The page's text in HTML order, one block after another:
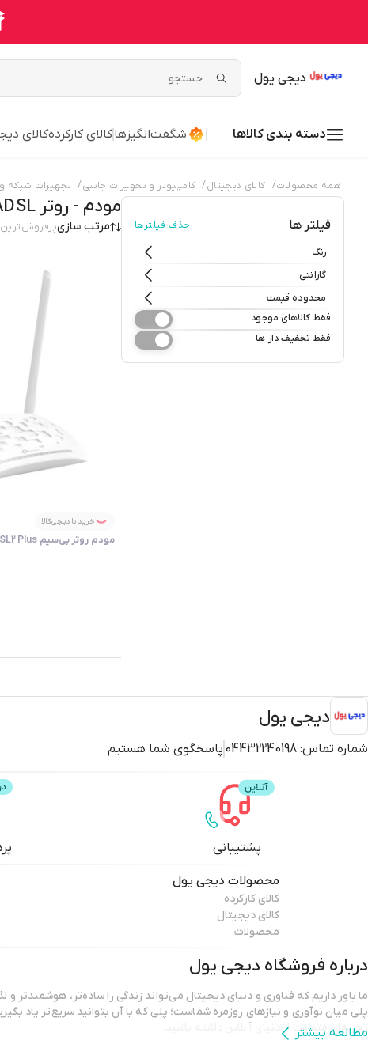
دیجی یول
دسته بندی کالاها شگفت‌انگیزهاکالای کارکردهکالای
همه محصولات/ کالای دیجیتال/ کامپیوتر و تجهیزات جانبی/ تجهیزات شبکه و
فیلتر ها حذف فیلترها
رنگ
گارانتی
محدوده قیمت
فقط کالاهای موجود
فقط تخفیف دار ها
مودم - روتر ADSL
مرتب سازیپرفروش‌ترین
خرید با دیجی‌کالا
مودم روتر بی‌سیم ADSL2 Plus تی پی-لینک مدل W8961N
دیجی یول
شماره تماس: 04432240198 پاسخگوی شما هستیم
پشتیبانی
محصولات دیجی یول
کالای کارکرده
کالای دیجیتال
محصولات
درباره فروشگاه دیجی یول
ما باور داریم که فناوری و دنیای دیجیتال می‌تواند زندگی را ساده‌تر،
پلی میان نوآوری و نیازهای روزمره شماست؛ پلی که با آن بتوانید سریع‌تر یاد
تجربه‌ای متفاوت از دنیای آنلاین داشته باشید.
مطالعه بیشتر